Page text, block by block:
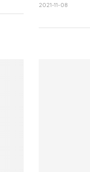
2021-11-08